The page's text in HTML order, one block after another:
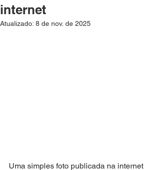
internet
Atualizado: 8 de nov. de 2025
Uma simples foto publicada na internet